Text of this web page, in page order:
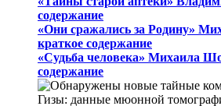
содержание
«Они сражались за Родину»
краткое содержание
«Судьба человека» Михаила
содержание